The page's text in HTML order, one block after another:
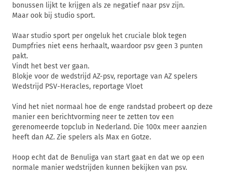
bonussen lijkt te krijgen als ze negatief naar psv zijn.
Maar ook bij studio sport.
Waar studio sport per ongeluk het cruciale blok tegen
Dumpfries niet eens herhaalt, waardoor psv geen 3 punten
pakt.
Vindt het best ver gaan.
Blokje voor de wedstrijd AZ-psv, reportage van AZ spelers
Wedstrijd PSV-Heracles, reportage Vloet
Vind het niet normaal hoe de enge randstad probeert op deze
manier een berichtvorming neer te zetten tov een
gerenomeerde topclub in Nederland. Die 100x meer aanzien
heeft dan AZ. Zie spelers als Max en Gotze.
Hoop echt dat de Benuliga van start gaat en dat we op een
normale manier wedstrijden kunnen bekijken van psv.